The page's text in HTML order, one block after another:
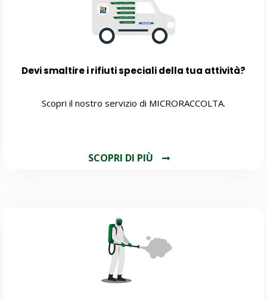
Devi smaltire i rifiuti speciali della tua attività?
Scopri il nostro servizio di MICRORACCOLTA.
SCOPRI DI PIÙ